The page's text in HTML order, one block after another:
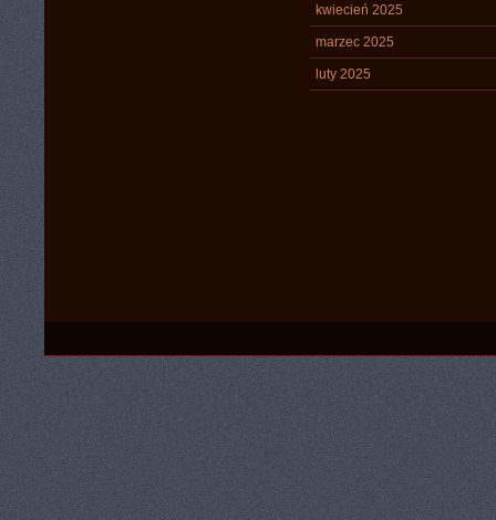
kwiecień 2025
marzec 2025
luty 2025